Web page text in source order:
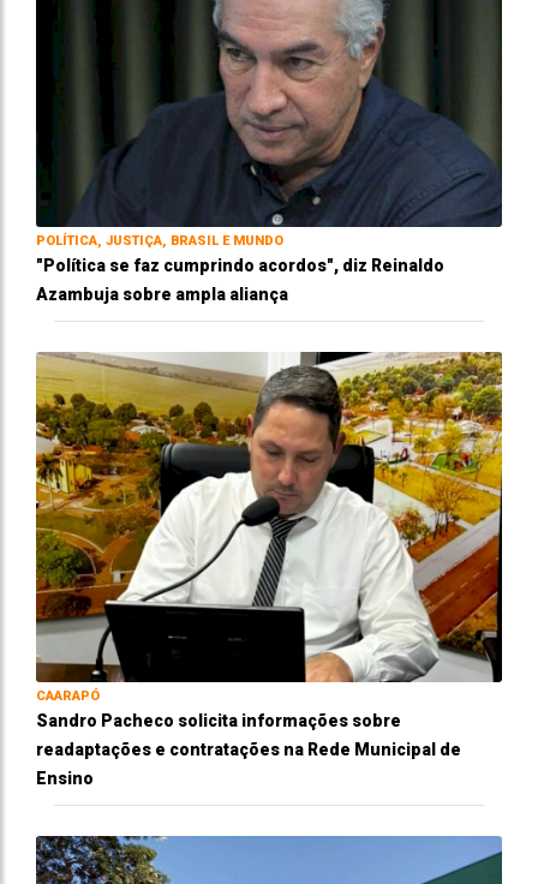
POLÍTICA, JUSTIÇA, BRASIL E MUNDO
"Política se faz cumprindo acordos", diz Reinaldo
Azambuja sobre ampla aliança
CAARAPÓ
Sandro Pacheco solicita informações sobre
readaptações e contratações na Rede Municipal de
Ensino